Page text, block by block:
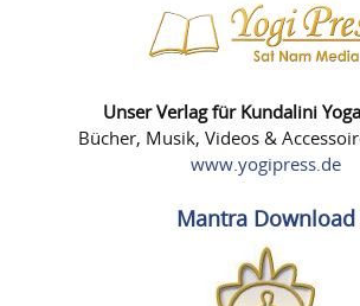
Unser Verlag für Kundalini
Bücher, Musik, Videos &
www.yogipress.de
Mantra Download